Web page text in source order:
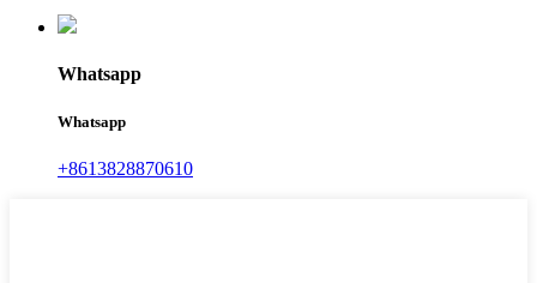
Whatsapp
Whatsapp
+8613828870610